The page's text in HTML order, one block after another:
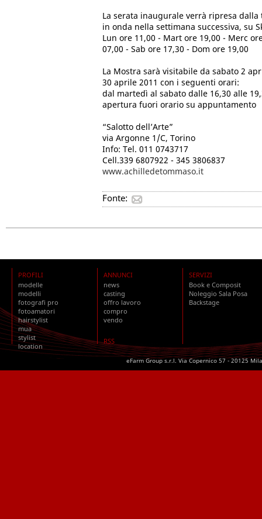
La serata inaugurale verrà ripresa dalla
in onda nella settimana successiva, su
Lun ore 11,00 - Mart ore 19,00 - Merc
07,00 - Sab ore 17,30 - Dom ore 19,00
La Mostra sarà visitabile da sabato 2
30 aprile 2011 con i seguenti orari:
dal martedì al sabato dalle 16,30 alle
apertura fuori orario su appuntamento
“Salotto dell’Arte”
via Argonne 1/C, Torino
Info: Tel. 011 0743717
Cell.339 6807922 - 345 3806837
www.achilledetommaso.it
Fonte:
PROFILI
modelle
modelli
fotografi pro
fotoamatori
hairstylist
mua
stylist
location
ANNUNCI
news
casting
offro lavoro
compro
vendo
RSS
SERVIZI
Book e Composit
Noleggio Sala Posa
Backstage
eFarm Group s.r.l. Via Copernico 57 - 20125